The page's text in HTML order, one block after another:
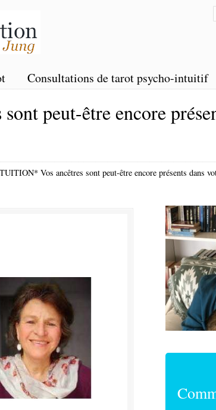
Consultations de tarot psycho-intuitif
peut-être encore
Vos ancêtres sont peut-être encore présents dans